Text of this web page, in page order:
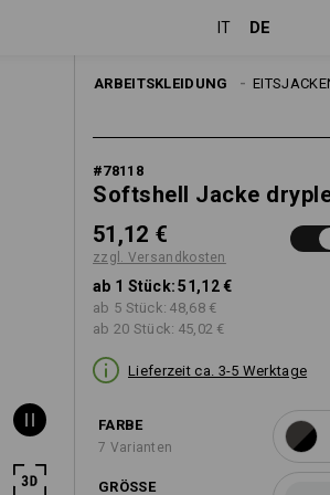
IT DE
ARBEITSKLEIDUNG
HERREN
#78118
Softshell Jacke
51,12 €
zzgl. Versandkosten
ab 1 Stück: 51,12 €
ab 5 Stück: 48,68 €
ab 20 Stück: 45,02 €
Lieferzeit ca. 3-5 Werktage
FARBE
7 Varianten
GRÖSSE